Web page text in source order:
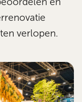
verlopen.